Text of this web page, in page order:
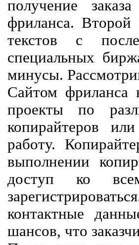
получение
фриланса. Второй
текстов с
специальных
минусы.
Сайтом фриланса
проекты по
копирайтеров
работу.
выполнении
доступ ко
контактные
шансов, что